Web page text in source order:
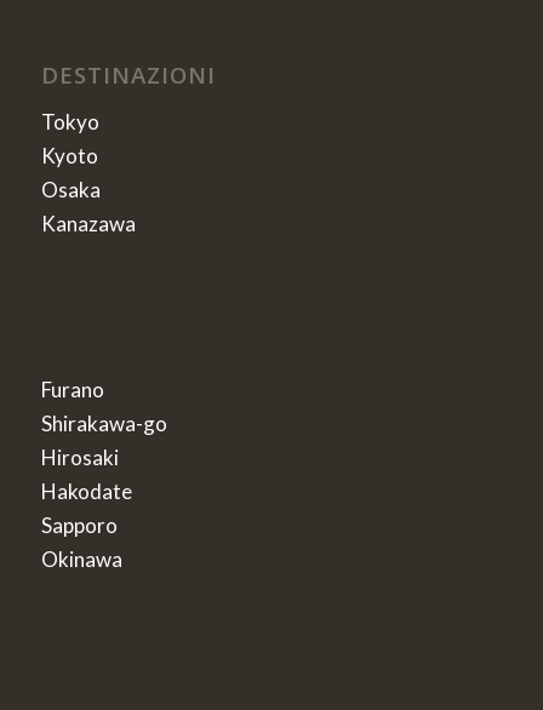
DESTINAZIONI
Tokyo
Kyoto
Osaka
Kanazawa
Furano
Shirakawa-go
Hirosaki
Hakodate
Sapporo
Okinawa